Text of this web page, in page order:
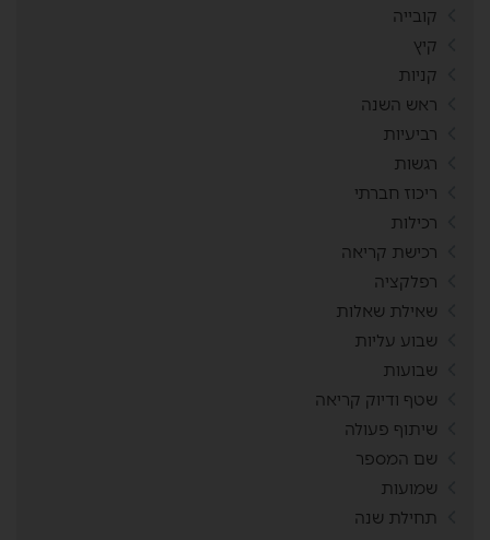
קובייה
קיץ
קניות
ראש השנה
רביעיות
רגשות
ריכוז חברתי
רכילות
רכישת קריאה
רפלקציה
שאילת שאלות
שבוע עליות
שבועות
שטף ודיוק קריאה
שיתוף פעולה
שם המספר
שמועות
תחילת שנה